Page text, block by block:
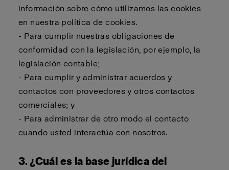
información sobre cómo utilizamos las cookies
en nuestra política de cookies.
- Para cumplir nuestras obligaciones de
conformidad con la legislación, por ejemplo, la
legislación contable;
- Para cumplir y administrar acuerdos y
contactos con proveedores y otros contactos
comerciales; y
- Para administrar de otro modo el contacto
cuando usted interactúa con nosotros.
3. ¿Cuál es la base jurídica del